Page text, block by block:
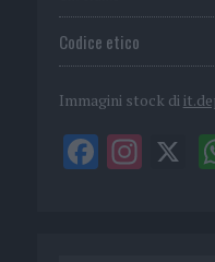
Codice etico
Immagini stock di